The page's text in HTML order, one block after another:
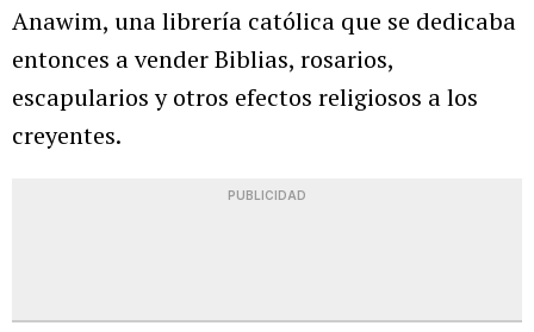
Anawim, una librería católica que se dedicaba
entonces a vender Biblias, rosarios,
escapularios y otros efectos religiosos a los
creyentes.
PUBLICIDAD